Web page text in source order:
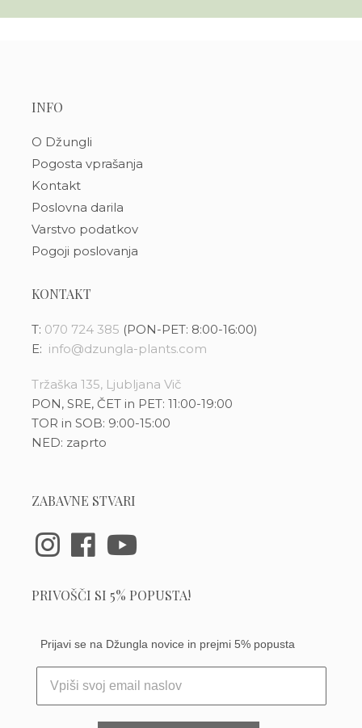
INFO
O Džungli
Pogosta vprašanja
Kontakt
Poslovna darila
Varstvo podatkov
Pogoji poslovanja
KONTAKT
T: 070 724 385 (PON-PET: 8:00-16:00)
E: info@dzungla-plants.com
Tržaška 135, Ljubljana Vič
PON, SRE, ČET in PET: 11:00-19:00
TOR in SOB: 9:00-15:00
NED: zaprto
ZABAVNE STVARI
PRIVOŠČI SI 5% POPUSTA!
Prijavi se na Džungla novice in prejmi 5% popusta